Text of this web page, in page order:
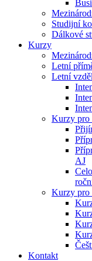
Studijní
Dálkové
Kurzy
Letní
Letní
Kurzy pro
AJ
Kurzy pro
Kontakt